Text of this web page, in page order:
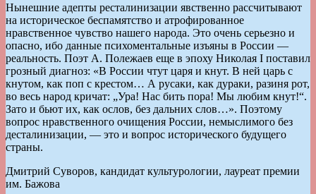
Нынешние адепты ресталинизации явственно рассчитывают
на историческое беспамятство и атрофированное
нравственное чувство нашего народа. Это очень серьезно и
опасно, ибо данные психоментальные изъяны в России —
реальность. Поэт А. Полежаев еще в эпоху Николая I поставил
грозный диагноз: «В России чтут царя и кнут. В ней царь с
кнутом, как поп с крестом… А русаки, как дураки, разиня рот,
во весь народ кричат: „Ура! Нас бить пора! Мы любим кнут!“.
Зато и бьют их, как ослов, без дальних слов…». Поэтому
вопрос нравственного очищения России, немыслимого без
десталинизации, — это и вопрос исторического будущего
страны.
Дмитрий Суворов, кандидат культурологии, лауреат премии
им. Бажова